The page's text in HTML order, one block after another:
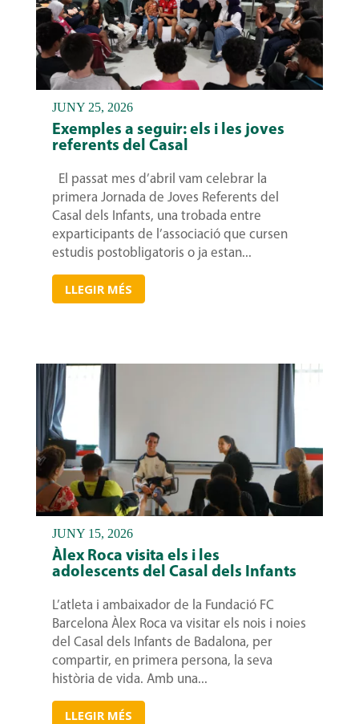
Exemples a seguir: els i les joves
referents del Casal
El passat mes d’abril vam celebrar la
primera Jornada de Joves Referents del
Casal dels Infants, una trobada entre
exparticipants de l’associació que cursen
estudis postobligatoris o ja estan...
LLEGIR MÉS
JUNY 25, 2026
Àlex Roca visita els i les
adolescents del Casal dels Infants
L’atleta i ambaixador de la Fundació FC
Barcelona Àlex Roca va visitar els nois i noies
del Casal dels Infants de Badalona, per
compartir, en primera persona, la seva
història de vida. Amb una...
LLEGIR MÉS
JUNY 15, 2026